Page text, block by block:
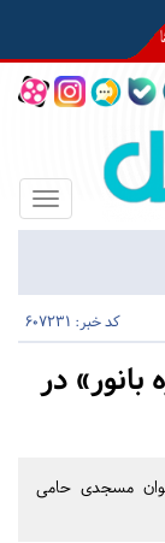
Toggle
کد خبر: 607231
در
مسجدی حامی